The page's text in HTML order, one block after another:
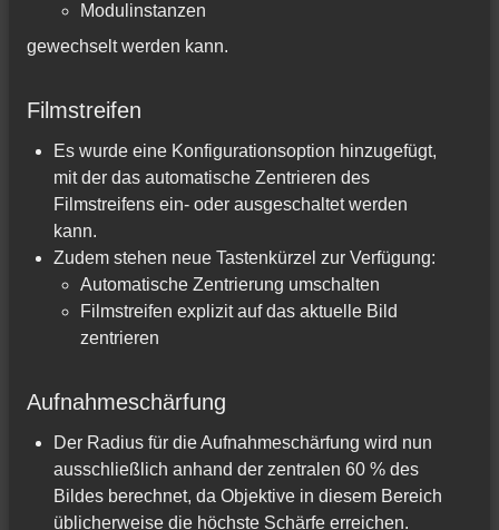
Modulinstanzen
gewechselt werden kann.
Filmstreifen
Es wurde eine Konfigurationsoption hinzugefügt,
mit der das automatische Zentrieren des
Filmstreifens ein- oder ausgeschaltet werden
kann.
Zudem stehen neue Tastenkürzel zur Verfügung:
Automatische Zentrierung umschalten
Filmstreifen explizit auf das aktuelle Bild
zentrieren
Aufnahmeschärfung
Der Radius für die Aufnahmeschärfung wird nun
ausschließlich anhand der zentralen 60 % des
Bildes berechnet, da Objektive in diesem Bereich
üblicherweise die höchste Schärfe erreichen.